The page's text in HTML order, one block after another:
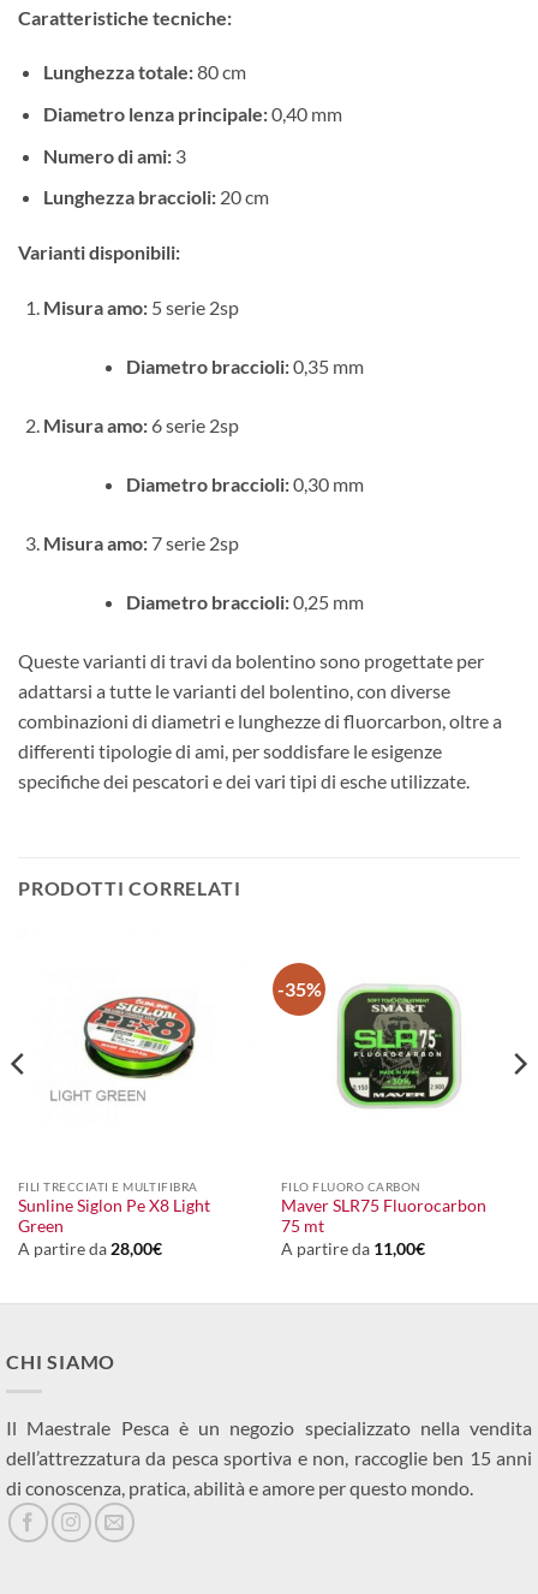
Caratteristiche tecniche:
Lunghezza totale:80 cm
Diametro lenza principale:0,40 mm
Numero di ami:3
Lunghezza braccioli:20 cm
Varianti disponibili:
Misura amo:5 serie 2sp
Diametro braccioli:0,35 mm
Misura amo:6 serie 2sp
Diametro braccioli:0,30 mm
Misura amo:7 serie 2sp
Diametro braccioli:0,25 mm
Queste varianti di travi da bolentino sono progettate per
adattarsi a tutte le varianti del bolentino, con diverse
combinazioni di diametri e lunghezze di fluorcarbon, oltre a
differenti tipologie di ami, per soddisfare le esigenze
specifiche dei pescatori e dei vari tipi di esche utilizzate.
PRODOTTI CORRELATI
FILI TRECCIATI E MULTIFIBRA
Sunline Siglon Pe X8 Light
Green
A partire da 28,00€
-35%
FILO FLUORO CARBON
Maver SLR75 Fluorocarbon
75 mt
A partire da 11,00€
CHI SIAMO
Il Maestrale Pesca è un negozio specializzato nella vendita
dell’attrezzatura da pesca sportiva e non, raccoglie ben 15 anni
di conoscenza, pratica, abilità e amore per questo mondo.